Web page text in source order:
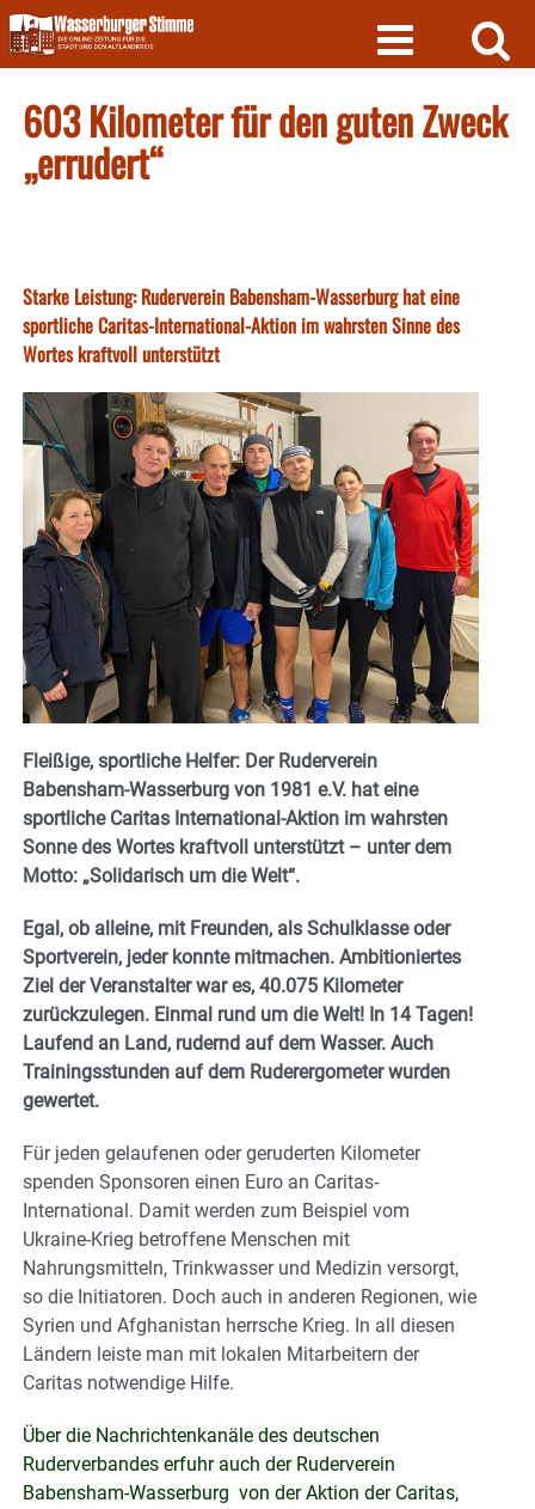
Skip
to
content
603 Kilometer für den guten Zweck
„errudert“
Starke Leistung: Ruderverein Babensham-Wasserburg hat eine
sportliche Caritas-International-Aktion im wahrsten Sinne des
Wortes kraftvoll unterstützt
Fleißige, sportliche Helfer: Der Ruderverein
Babensham-Wasserburg von 1981 e.V. hat eine
sportliche Caritas International-Aktion im wahrsten
Sonne des Wortes kraftvoll unterstützt – unter dem
Motto: „Solidarisch um die Welt“.
Egal, ob alleine, mit Freunden, als Schulklasse oder
Sportverein, jeder konnte mitmachen. Ambitioniertes
Ziel der Veranstalter war es, 40.075 Kilometer
zurückzulegen. Einmal rund um die Welt! In 14 Tagen!
Laufend an Land, rudernd auf dem Wasser. Auch
Trainingsstunden auf dem Ruderergometer wurden
gewertet.
Für jeden gelaufenen oder geruderten Kilometer
spenden Sponsoren einen Euro an Caritas-
International. Damit werden zum Beispiel vom
Ukraine-Krieg betroffene Menschen mit
Nahrungsmitteln, Trinkwasser und Medizin versorgt,
so die Initiatoren. Doch auch in anderen Regionen, wie
Syrien und Afghanistan herrsche Krieg. In all diesen
Ländern leiste man mit lokalen Mitarbeitern der
Caritas notwendige Hilfe.
Über die Nachrichtenkanäle des deutschen
Ruderverbandes erfuhr auch der Ruderverein
Babensham-Wasserburg von der Aktion der Caritas,